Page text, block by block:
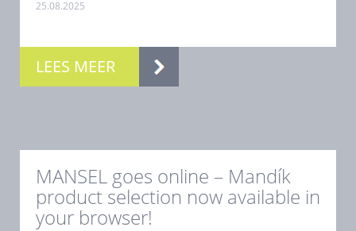
25.08.2025
LEES MEER
MANSEL goes online – Mandík
product selection now available in
your browser!